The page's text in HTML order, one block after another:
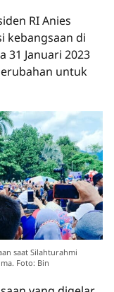
RI Anies
kebangsaan di
31 Januari 2023
untuk
saat Silahturahmi
Foto: Bin